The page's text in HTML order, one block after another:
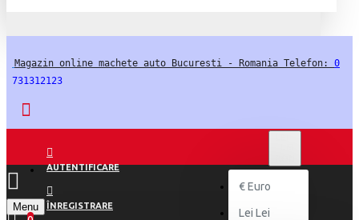
Magazin online machete auto Bucuresti - Romania Telefon: 0
731312123
AUTENTIFICARE
ÎNREGISTRARE
€Euro
Lei Lei
Menu